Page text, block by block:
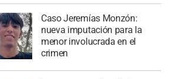
Caso Jeremías Monzón:
nueva imputación para la
menor involucrada en el
crimen